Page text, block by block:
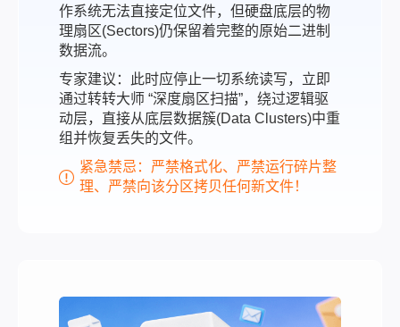
作系统无法直接定位文件，但硬盘底层的物
理扇区(Sectors)仍保留着完整的原始二进制
数据流。
专家建议：此时应停止一切系统读写，立即
通过转转大师 “深度扇区扫描”，绕过逻辑驱
动层，直接从底层数据簇(Data Clusters)中重
组并恢复丢失的文件。
紧急禁忌：严禁格式化、严禁运行碎片整
理、严禁向该分区拷贝任何新文件！